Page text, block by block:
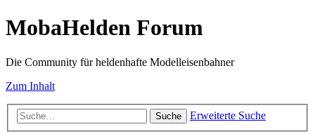
MobaHelden Forum
Die Community für heldenhafte Modelleisenbahner
Zum Inhalt
Suche Erweiterte Suche